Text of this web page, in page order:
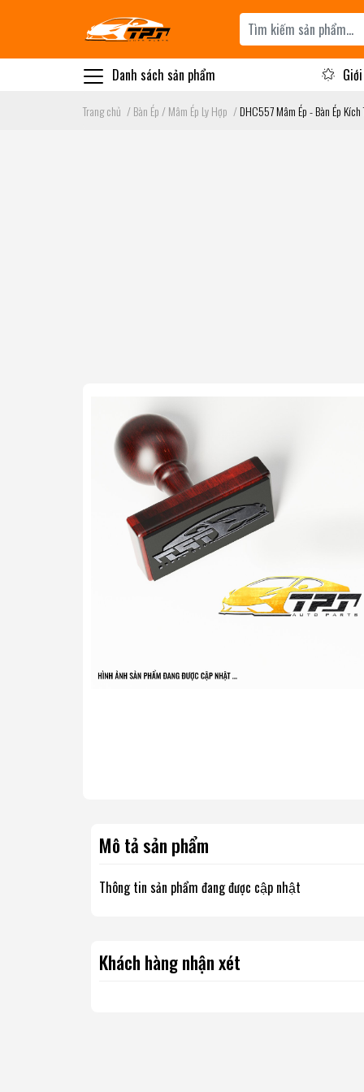
Danh sách sản phẩm
Trang chủ /Bàn Ép / Mâm Ép Ly Hợp /DHC557 Mâm Ép - Bàn Ép
Mô tả sản phẩm
Thông tin sản phẩm đang được cập nhật
Khách hàng nhận xét